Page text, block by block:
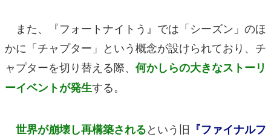
また、『フォートナイトう』では「シーズン」のほ
かに「チャプター」という概念が設けられており、チ
ャプターを切り替える際、 何かしらの大きなストーリ
ーイベントが発生する。
世界が崩壊し再構築されるという旧 『ファイナルフ